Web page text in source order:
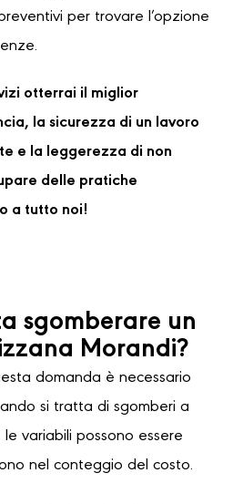
per trovare l’opzione
otterrai il miglior
la sicurezza di un lavoro
e la leggerezza di non
delle pratiche
a tutto noi!
sgomberare un
Morandi?
domanda è necessario
si tratta di sgomberi a
variabili possono essere
nel conteggio del costo.